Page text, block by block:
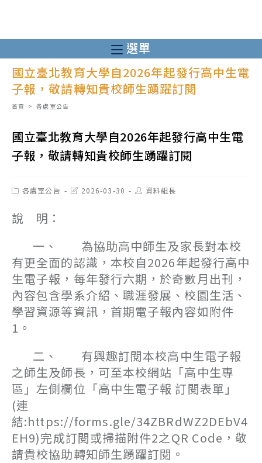
至
主
內
選單
國立臺北教育大學自2026年起發行高中生電
子報，敬請轉知貴校師生踴躍訂閱
首頁 > 各處室公告
國立臺北教育大學自2026年起發行高中生電
子報，敬請轉知貴校師生踴躍訂閱
Post各處室公告
Post2026-03-30
Post資料組長
說 明：
一、 為協助高中師生及家長對本校
有更全面的認識，本校自2026年起發行高中
生電子報，每年發行六期，於奇數月出刊，
內容包含學系介紹、職涯發展、校園生活、
學習資源等資訊，首期電子報內容如附件
1。
二、 有興趣訂閱本校高中生電子報
之師生及師長，可至本校網站「高中生專
區」左側欄位「高中生電子報 訂閱表單」
(連
結:https://forms.gle/34ZBRdWZ2DEbV4
EH9)完成訂閱或掃描附件2之QR Code，敬
請貴校協助轉知師生踴躍訂閱。